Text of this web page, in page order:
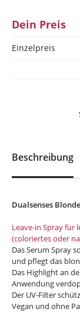
Dein Preis
Einzelpreis
Beschreibung
Dualsenses
Leave-in Spray für
(coloriertes oder
Das Serum Spray
und pflegt das
Das Highlight an
Anwendung
Der UV-Filter
Vegan und ohne